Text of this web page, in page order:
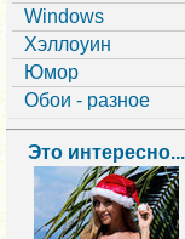
Windows
Хэллоуин
Юмор
Обои - разное
Это интересно...